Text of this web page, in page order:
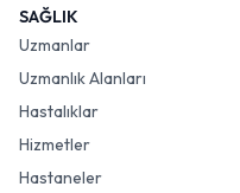
SAĞLIK
Uzmanlar
Uzmanlık Alanları
Hastalıklar
Hizmetler
Hastaneler